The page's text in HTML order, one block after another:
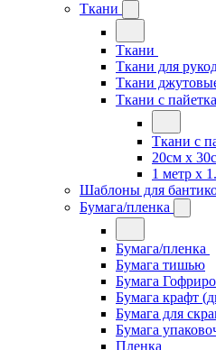
Ткани
Ткани
Ткани для
Ткани
Ткани с
Ткани с
20см х
1 метр х
Шаблоны для
Бумага/пленка
Бумага/пленка
Бумага тишью
Бумага
Бумага крафт
Бумага для
Бумага
Пленка